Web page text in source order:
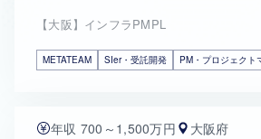
【大阪】インフラPMPL
METATEAM SIer・受託開発 PM・プロジェクト
年収 700～1,500万円 大阪府